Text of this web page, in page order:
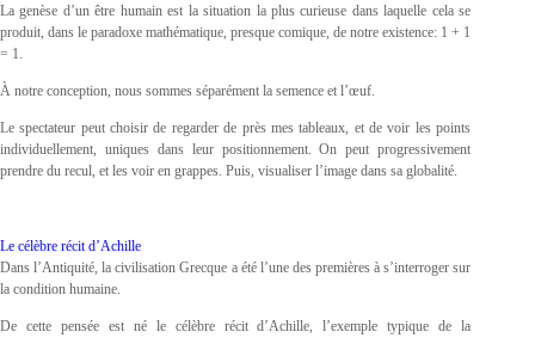
La genèse d’un être humain est la situation la plus curieuse dans laquelle cela se
produit, dans le paradoxe mathématique, presque comique, de notre existence: 1 + 1
= 1.
À notre conception, nous sommes séparément la semence et l’œuf.
Le spectateur peut choisir de regarder de près mes tableaux, et de voir les points
individuellement, uniques dans leur positionnement. On peut progressivement
prendre du recul, et les voir en grappes. Puis, visualiser l’image dans sa globalité.
Le célèbre récit d’Achille
Dans l’Antiquité, la civilisation Grecque a été l’une des premières à s’interroger sur
la condition humaine.
De cette pensée est né le célèbre récit d’Achille, l’exemple typique de la